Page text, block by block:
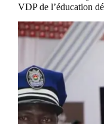
VDP de l’éducation